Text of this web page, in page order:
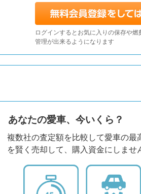
ログインするとお気に入りの保存や燃
管理が出来るようになります
あなたの愛車、今いくら？
複数社の査定額を比較して愛車の最
を賢く売却して、購入資金にしませ